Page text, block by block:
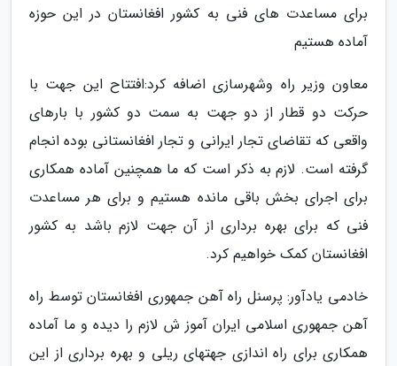
برای مساعدت های فنی به کشور افغانستان در این حوزه
آماده هستیم
معاون وزیر راه وشهرسازی اضافه کرد:افتتاح این جهت با
حرکت دو قطار از دو جهت به سمت دو کشور با بارهای
واقعی که تقاضای تجار ایرانی و تجار افغانستانی بوده انجام
گرفته است. لازم به ذکر است که ما همچنین آماده همکاری
برای اجرای بخش باقی مانده هستیم و برای هر مساعدت
فنی که برای بهره برداری از آن جهت لازم باشد به کشور
افغانستان کمک خواهیم کرد.
خادمی یادآور: پرسنل راه آهن جمهوری افغانستان توسط راه
آهن جمهوری اسلامی ایران آموز ش لازم را دیده و ما آماده
همکاری برای راه اندازی جهتهای ریلی و بهره برداری از این